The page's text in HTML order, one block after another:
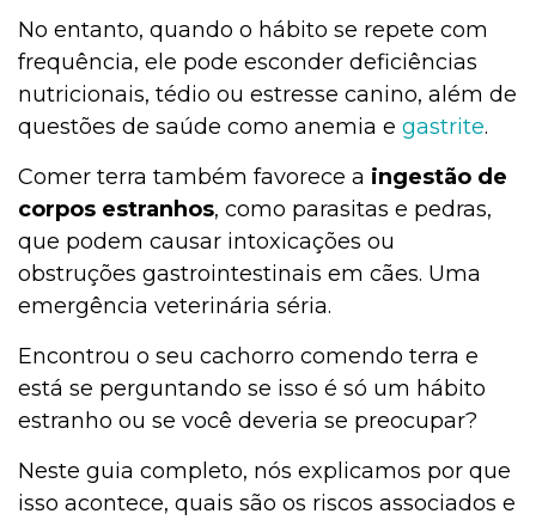
No entanto, quando o hábito se repete com
frequência, ele pode esconder deficiências
nutricionais, tédio ou estresse canino, além de
questões de saúde como anemia e gastrite.
Comer terra também favorece a ingestão de
corpos estranhos, como parasitas e pedras,
que podem causar intoxicações ou
obstruções gastrointestinais em cães. Uma
emergência veterinária séria.
Encontrou o seu cachorro comendo terra e
está se perguntando se isso é só um hábito
estranho ou se você deveria se preocupar?
Neste guia completo, nós explicamos por que
isso acontece, quais são os riscos associados e